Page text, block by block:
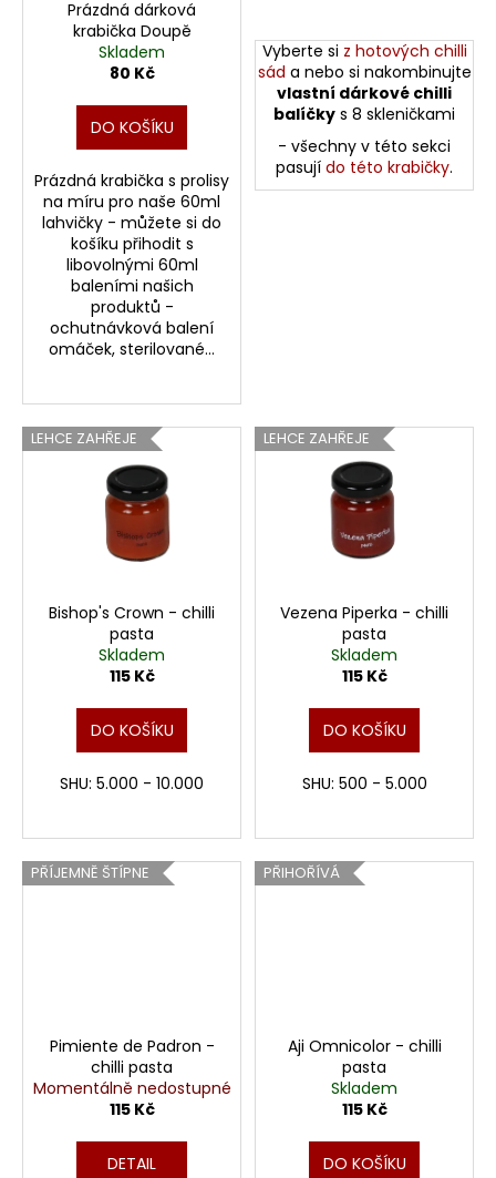
ů
Prázdná dárková
krabička Doupě
Skladem
80 Kč
DO KOŠÍKU
Prázdná krabička s prolisy
na míru pro naše 60ml
lahvičky - můžete si do
košíku přihodit s
libovolnými 60ml
baleními našich
produktů -
ochutnávková balení
omáček, sterilované...
Vyberte si z hotových chilli
sád a nebo si nakombinujte
vlastní dárkové chilli
balíčky s 8 skleničkami
- všechny v této sekci
pasují do této krabičky.
LEHCE ZAHŘEJE
Bishop's Crown - chilli
pasta
Skladem
115 Kč
DO KOŠÍKU
SHU: 5.000 - 10.000
LEHCE ZAHŘEJE
Vezena Piperka - chilli
pasta
Skladem
115 Kč
DO KOŠÍKU
SHU: 500 - 5.000
PŘÍJEMNĚ ŠTÍPNE
Pimiente de Padron -
chilli pasta
Momentálně nedostupné
115 Kč
DETAIL
PŘIHOŘÍVÁ
Aji Omnicolor - chilli
pasta
Skladem
115 Kč
DO KOŠÍKU